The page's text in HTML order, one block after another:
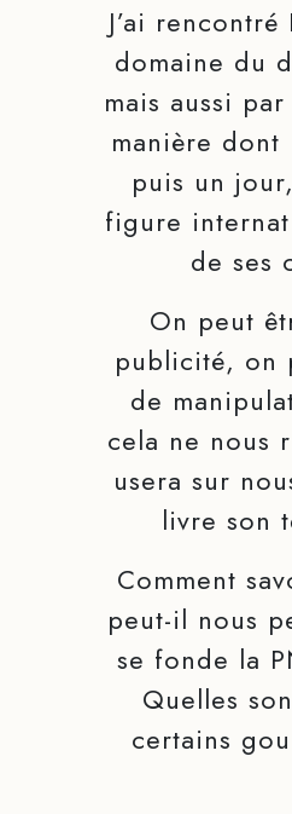
J’ai
domaine du
mais aussi
manière
puis un
figure
de ses
On peut
publicité, on
de
cela ne nous
usera sur
livre son
Comment
peut-il nous
se fonde la
Quelles
certains